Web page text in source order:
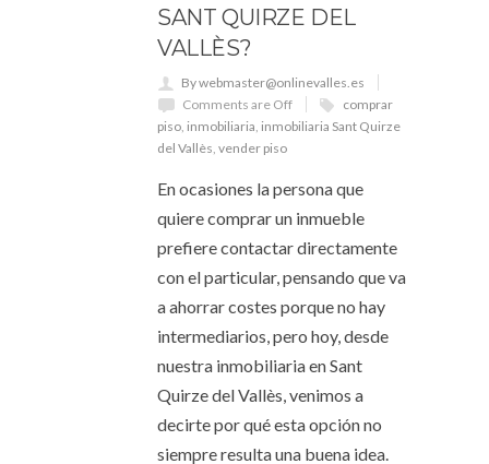
SANT QUIRZE DEL
VALLÈS?
By webmaster@onlinevalles.es
Comments are Off
comprar
piso, inmobiliaria, inmobiliaria Sant Quirze
del Vallès, vender piso
En ocasiones la persona que
quiere comprar un inmueble
prefiere contactar directamente
con el particular, pensando que va
a ahorrar costes porque no hay
intermediarios, pero hoy, desde
nuestra inmobiliaria en Sant
Quirze del Vallès, venimos a
decirte por qué esta opción no
siempre resulta una buena idea.